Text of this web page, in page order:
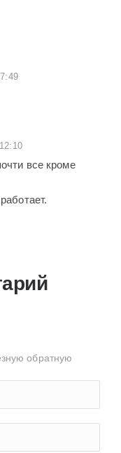
все кроме
обратную